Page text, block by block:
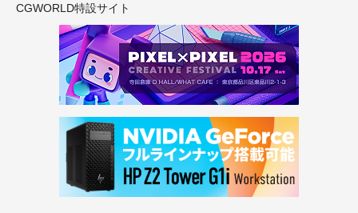
CGWORLD特設サイト